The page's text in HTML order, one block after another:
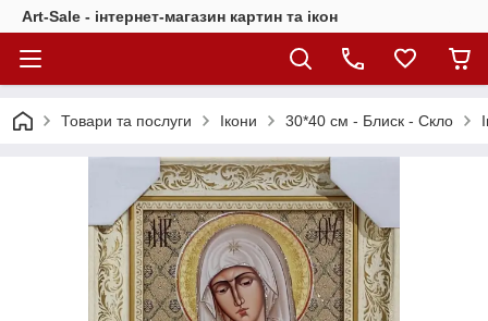
Art-Sale - інтернет-магазин картин та ікон
Товари та послуги Ікони 30*40 см - Блиск - Скло